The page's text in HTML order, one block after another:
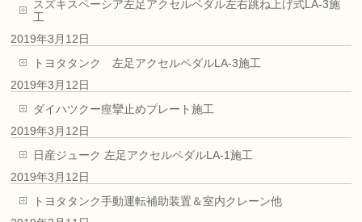
スズキスペーシア左足アクセルペダル左右跳ね上げ式LA-3施
工
2019年3月12日
トヨタタンク 左足アクセルペダルLA-3施工
2019年3月12日
ダイハツクー痙攣止めプレート施工
2019年3月12日
日産ジューク 左足アクセルペダルLA-1施工
2019年3月12日
トヨタタンク手動運転補助装置＆室内クレーン他